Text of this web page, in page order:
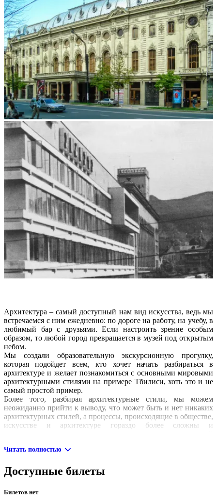
Архитектура – самый доступный нам вид искусства, ведь мы
встречаемся с ним ежедневно: по дороге на работу, на учебу, в
любимый бар с друзьями. Если настроить зрение особым
образом, то любой город превращается в музей под открытым
небом.
Мы создали образовательную экскурсионную прогулку,
которая подойдет всем, кто хочет начать разбираться в
архитектуре и желает познакомиться с основными мировыми
архитектурными стилями на примере Тбилиси, хоть это и не
самый простой пример.
Более того, разбирая архитектурные стили, мы можем
неожиданно прийти к выводу, что может быть и нет никаких
архитектурных стилей, а процессы, происходящие в обществе,
искусстве и архитектуре гораздо более сложны и
Самое древнее из сохранившихся построек в Тбилиси.
Вторую производную от стиля барокко во всей красе.
Читать полностью
Доступные билеты
Билетов нет